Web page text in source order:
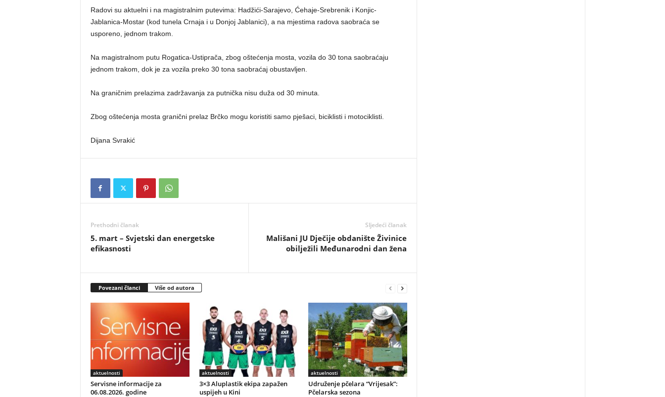
Radovi su aktuelni i na magistralnim putevima: Hadžići-Sarajevo, Ćehaje-Srebrenik i Konjic-
Jablanica-Mostar (kod tunela Crnaja i u Donjoj Jablanici), a na mjestima radova saobraća se
usporeno, jednom trakom.
Na magistralnom putu Rogatica-Ustiprača, zbog oštećenja mosta, vozila do 30 tona saobraćaju
jednom trakom, dok je za vozila preko 30 tona saobraćaj obustavljen.
Na graničnim prelazima zadržavanja za putnička nisu duža od 30 minuta.
Zbog oštećenja mosta granični prelaz Brčko mogu koristiti samo pješaci, biciklisti i motociklisti.
Dijana Svrakić
Prethodni članak
5. mart – Svjetski dan energetske
efikasnosti
Sljedeći članak
Mališani JU Dječije obdanište Živinice
obilježili Međunarodni dan žena
Povezani članci Više od autora
aktuelnosti
Servisne informacije za
06.08.2026. godine
aktuelnosti
3×3 Aluplastik ekipa zapažen
uspijeh u Kini
aktuelnosti
Udruženje pčelara “Vrijesak”:
Pčelarska sezona